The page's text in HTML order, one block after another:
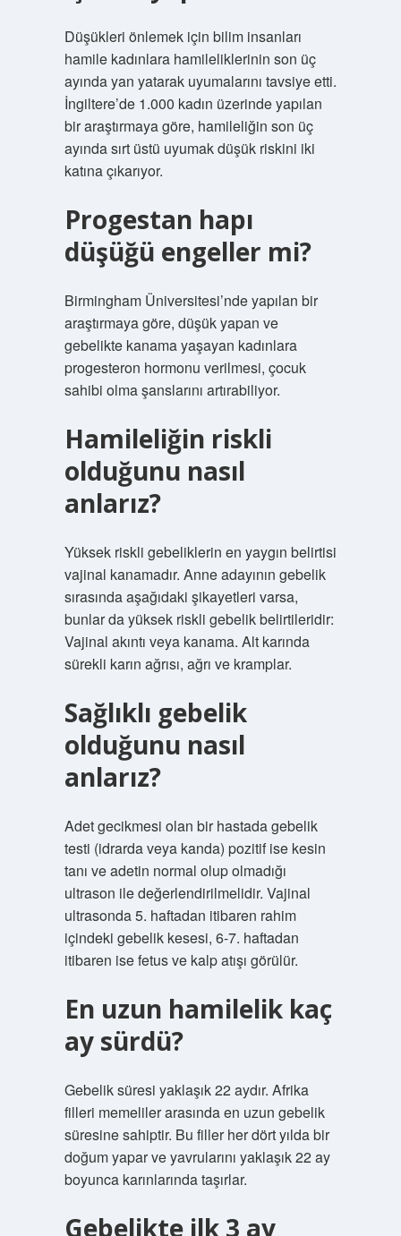
Düşükleri önlemek için bilim insanları
hamile kadınlara hamileliklerinin son üç
ayında yan yatarak uyumalarını tavsiye etti.
İngiltere’de 1.000 kadın üzerinde yapılan
bir araştırmaya göre, hamileliğin son üç
ayında sırt üstü uyumak düşük riskini iki
katına çıkarıyor.
Progestan hapı
düşüğü engeller mi?
Birmingham Üniversitesi’nde yapılan bir
araştırmaya göre, düşük yapan ve
gebelikte kanama yaşayan kadınlara
progesteron hormonu verilmesi, çocuk
sahibi olma şanslarını artırabiliyor.
Hamileliğin riskli
olduğunu nasıl
anlarız?
Yüksek riskli gebeliklerin en yaygın belirtisi
vajinal kanamadır. Anne adayının gebelik
sırasında aşağıdaki şikayetleri varsa,
bunlar da yüksek riskli gebelik belirtileridir:
Vajinal akıntı veya kanama. Alt karında
sürekli karın ağrısı, ağrı ve kramplar.
Sağlıklı gebelik
olduğunu nasıl
anlarız?
Adet gecikmesi olan bir hastada gebelik
testi (idrarda veya kanda) pozitif ise kesin
tanı ve adetin normal olup olmadığı
ultrason ile değerlendirilmelidir. Vajinal
ultrasonda 5. haftadan itibaren rahim
içindeki gebelik kesesi, 6-7. haftadan
itibaren ise fetus ve kalp atışı görülür.
En uzun hamilelik kaç
ay sürdü?
Gebelik süresi yaklaşık 22 aydır. Afrika
filleri memeliler arasında en uzun gebelik
süresine sahiptir. Bu filler her dört yılda bir
doğum yapar ve yavrularını yaklaşık 22 ay
boyunca karınlarında taşırlar.
Gebelikte ilk 3 ay